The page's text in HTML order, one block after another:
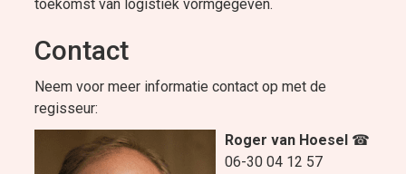
toekomst van logistiek vormgegeven.
Contact
Neem voor meer informatie contact op met de
regisseur:
Roger van Hoesel ☎
06-30 04 12 57